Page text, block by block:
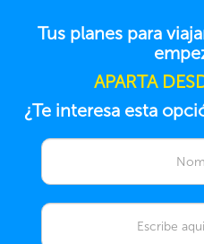
Tus planes para
APARTA
¿Te interesa esta